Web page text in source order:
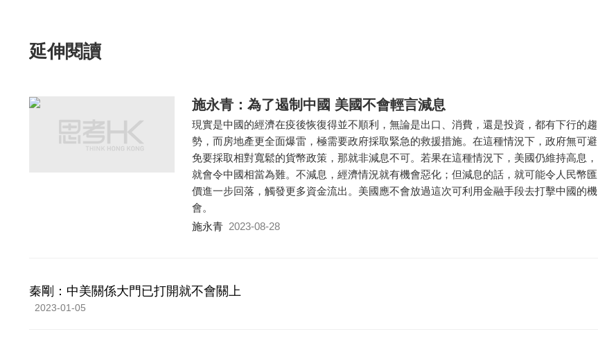
延伸閱讀
施永青：為了遏制中國 美國不會輕言減息
現實是中國的經濟在疫後恢復得並不順利，無論是出口、消費，還是投資，都有下行的趨
勢，而房地產更全面爆雷，極需要政府採取緊急的救援措施。在這種情況下，政府無可避
免要採取相對寬鬆的貨幣政策，那就非減息不可。若果在這種情況下，美國仍維持高息，
就會令中國相當為難。不減息，經濟情況就有機會惡化；但減息的話，就可能令人民幣匯
價進一步回落，觸發更多資金流出。美國應不會放過這次可利用金融手段去打擊中國的機
會。
施永青 2023-08-28
秦剛：中美關係大門已打開就不會關上
2023-01-05